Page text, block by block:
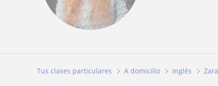
Tus clases particulares A domicilio Inglés